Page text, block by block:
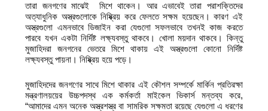
তারা জনগণের মাঝেই মিশে থাকেন। আর এভাবেই তারা পরাশক্তিদের
অত্যাধুনিক অস্ত্রগুলোকে নিষ্ক্রিয় করে ফেলতে সক্ষম হয়েছেন। কারণ এই
অস্ত্রগুলো এমনভাবে ডিজাইন করা যেগুলো সফলভাবে তখনই কাজ করতে
পারবে যখন একটা নির্দিষ্ট লক্ষ্যবস্তু থাকবে। খোলা ময়দান থাকবে। কিন্তু
মুজাহিদরা জনগনের ভেতরে মিশে থাকায় এই অস্ত্রগুলো কোনো নির্দিষ্ট
লক্ষ্যবস্তু পায়না। নিষ্ক্রিয় হয়ে পড়ে।
মুজাহিদদের জনগণের সাথে মিশে থাকার এই কৌশল সম্পর্কে মার্কিন প্রতিরক্ষা
মন্ত্রণালয়য়ের উচ্চপদস্থ এক কর্মকর্তা মাইকেল ভিকার্স মন্তব্য করে,
“আমাদের এমন অনেক অস্ত্রশস্ত্র বা সামরিক সক্ষমতা রয়েছে যেগুলো এ ধরণের